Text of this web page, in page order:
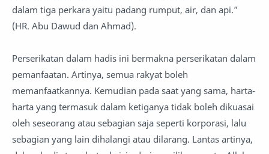
dalam tiga perkara yaitu padang rumput, air, dan api.”
(HR. Abu Dawud dan Ahmad).
Perserikatan dalam hadis ini bermakna perserikatan dalam
pemanfaatan. Artinya, semua rakyat boleh
memanfaatkannya. Kemudian pada saat yang sama, harta-
harta yang termasuk dalam ketiganya tidak boleh dikuasai
oleh seseorang atau sebagian saja seperti korporasi, lalu
sebagian yang lain dihalangi atau dilarang. Lantas artinya,